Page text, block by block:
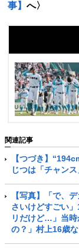
事】 へ〉
関連記事
【つづき】
じつは「チャン
【写真】「で、
さいけどすごい
リだけど…」当時
の？」村上16歳